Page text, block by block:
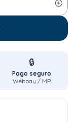
🔒
Pago seguro
Webpay / MP